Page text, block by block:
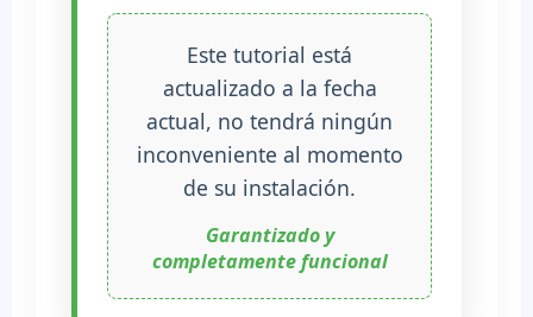
Este tutorial está
actualizado a la fecha
actual, no tendrá ningún
inconveniente al momento
de su instalación.
Garantizado y
completamente funcional